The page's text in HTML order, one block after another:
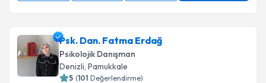
Psk. Dan. Fatma Erdağ
Psikolojik Danışman
Denizli, Pamukkale
5 (101 Değerlendirme)